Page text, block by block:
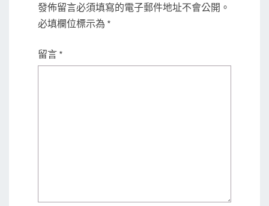
發佈留言必須填寫的電子郵件地址不會公開。
必填欄位標示為 *
留言 *